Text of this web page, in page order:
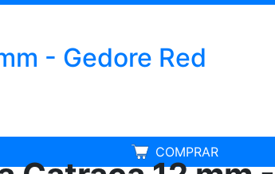
- Gedore Red
COMPRAR